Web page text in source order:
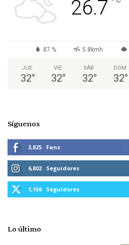
26.7
87 % 5.8kmh
JUE
32°
VIE
32°
SÁB
32°
DOM
32°
Síguenos
3,825 Fans
6,802 Seguidores
1,156 Seguidores
Lo último